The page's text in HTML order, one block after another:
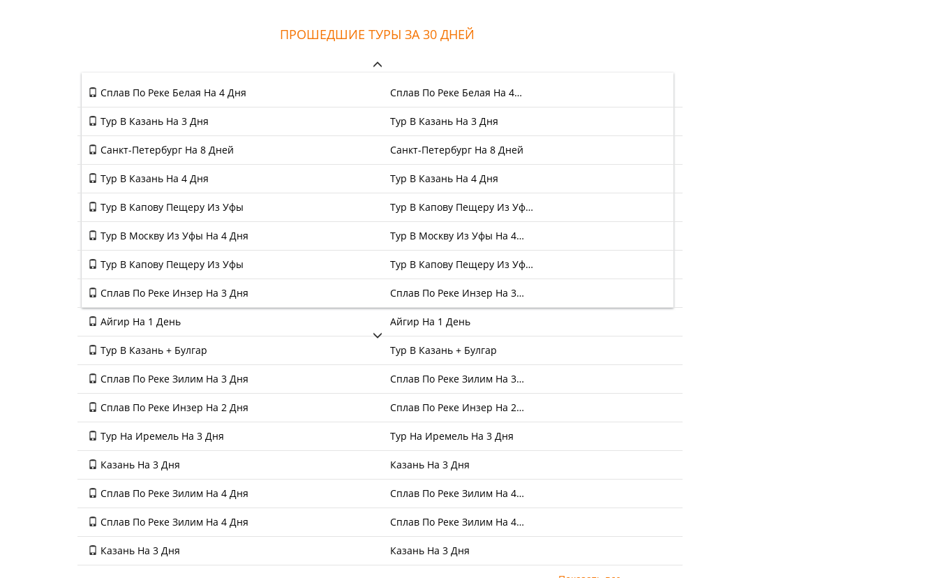
ПРОШЕДШИЕ ТУРЫ ЗА 30 ДНЕЙ
Сплав По Реке Белая На 4 Дня Сплав По Реке Белая На 4…
Тур В Казань На 3 Дня Тур В Казань На 3 Дня
Санкт-Петербург На 8 Дней Санкт-Петербург На 8 Дней
Тур В Казань На 4 Дня Тур В Казань На 4 Дня
Тур В Капову Пещеру Из Уфы Тур В Капову Пещеру Из Уф…
Тур В Москву Из Уфы На 4 Дня Тур В Москву Из Уфы На 4…
Тур В Капову Пещеру Из Уфы Тур В Капову Пещеру Из Уф…
Сплав По Реке Инзер На 3 Дня Сплав По Реке Инзер На 3…
Айгир На 1 День Айгир На 1 День
Тур В Казань + Булгар Тур В Казань + Булгар
Сплав По Реке Зилим На 3 Дня Сплав По Реке Зилим На 3…
Сплав По Реке Инзер На 2 Дня Сплав По Реке Инзер На 2…
Тур На Иремель На 3 Дня Тур На Иремель На 3 Дня
Казань На 3 Дня Казань На 3 Дня
Сплав По Реке Зилим На 4 Дня Сплав По Реке Зилим На 4…
Сплав По Реке Зилим На 4 Дня Сплав По Реке Зилим На 4…
Казань На 3 Дня Казань На 3 Дня